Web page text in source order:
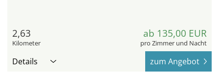
2,63
Kilometer
ab 135,00 EUR
pro Zimmer und Nacht
Details zum Angebot